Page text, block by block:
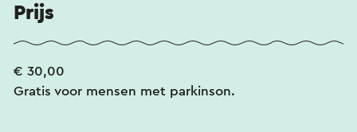
Prijs
€ 30,00
Gratis voor mensen met parkinson.